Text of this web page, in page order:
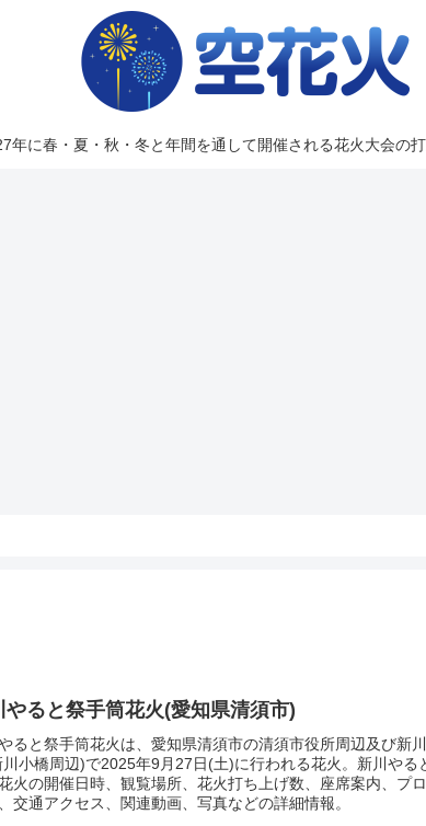
に春・夏・秋・冬と年間を通して開催される花火大会の
やると祭手筒花火(愛知県清須市)
ると祭手筒花火は、愛知県清須市の清須市役所周辺及び新
川小橋周辺)で2025年9月27日(土)に行われる花火。新川やる
火の開催日時、観覧場所、花火打ち上げ数、座席案内、プ
交通アクセス、関連動画、写真などの詳細情報。